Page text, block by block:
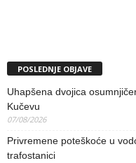
POSLEDNJE OBJAVE
Uhapšena dvojica
Kučevu
07/08/2026
Privremene poteškoće u
trafostanici